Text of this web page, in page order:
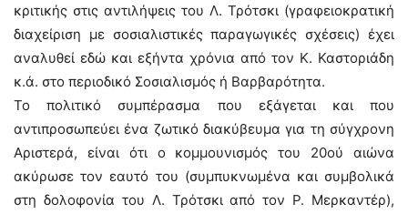
κριτικής στις αντιλήψεις του Λ. Τρότσκι (γραφειοκρατική
διαχείριση με σοσιαλιστικές παραγωγικές σχέσεις) έχει
αναλυθεί εδώ και εξήντα χρόνια από τον Κ. Καστοριάδη
κ.ά. στο περιοδικό Σοσιαλισμός ή Βαρβαρότητα.
Το πολιτικό συμπέρασμα που εξάγεται και που
αντιπροσωπεύει ένα ζωτικό διακύβευμα για τη σύγχρονη
Αριστερά, είναι ότι ο κομμουνισμός του 20ού αιώνα
ακύρωσε τον εαυτό του (συμπυκνωμένα και συμβολικά
στη δολοφονία του Λ. Τρότσκι από τον Ρ. Μερκαντέρ),